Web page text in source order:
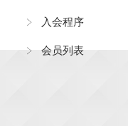
入会程序
会员列表